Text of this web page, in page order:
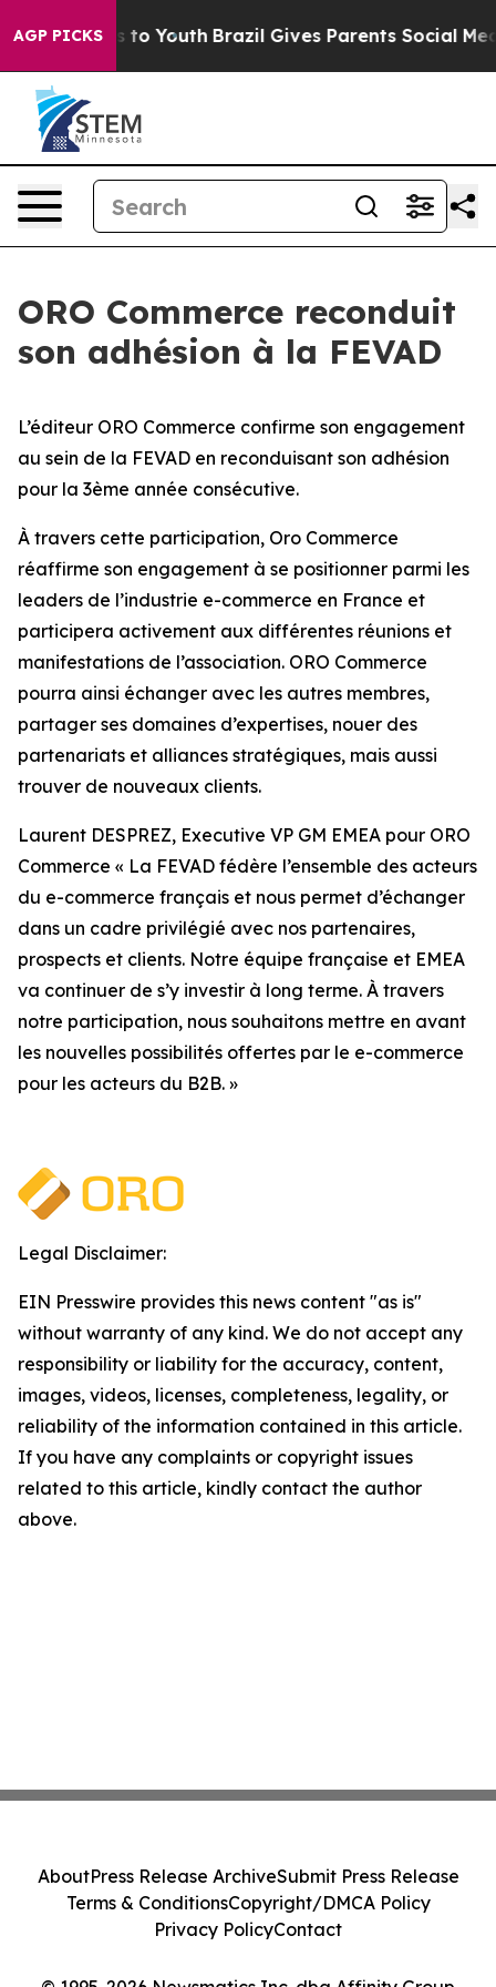
AGP PICKS
Harms to Youth Brazil Gives Parents Social
ORO Commerce reconduit
son adhésion à la FEVAD
L’éditeur ORO Commerce confirme son engagement
au sein de la FEVAD en reconduisant son adhésion
pour la 3ème année consécutive.
À travers cette participation, Oro Commerce
réaffirme son engagement à se positionner parmi les
leaders de l’industrie e-commerce en France et
participera activement aux différentes réunions et
manifestations de l’association. ORO Commerce
pourra ainsi échanger avec les autres membres,
partager ses domaines d’expertises, nouer des
partenariats et alliances stratégiques, mais aussi
trouver de nouveaux clients.
Laurent DESPREZ, Executive VP GM EMEA pour ORO
Commerce « La FEVAD fédère l’ensemble des acteurs
du e-commerce français et nous permet d’échanger
dans un cadre privilégié avec nos partenaires,
prospects et clients. Notre équipe française et EMEA
va continuer de s’y investir à long terme. À travers
notre participation, nous souhaitons mettre en avant
les nouvelles possibilités offertes par le e-commerce
pour les acteurs du B2B. »
Legal Disclaimer:
EIN Presswire provides this news content "as is"
without warranty of any kind. We do not accept any
responsibility or liability for the accuracy, content,
images, videos, licenses, completeness, legality, or
reliability of the information contained in this article.
If you have any complaints or copyright issues
related to this article, kindly contact the author
above.
AboutPress Release ArchiveSubmit Press Release
Terms & ConditionsCopyright/DMCA Policy
Privacy PolicyContact